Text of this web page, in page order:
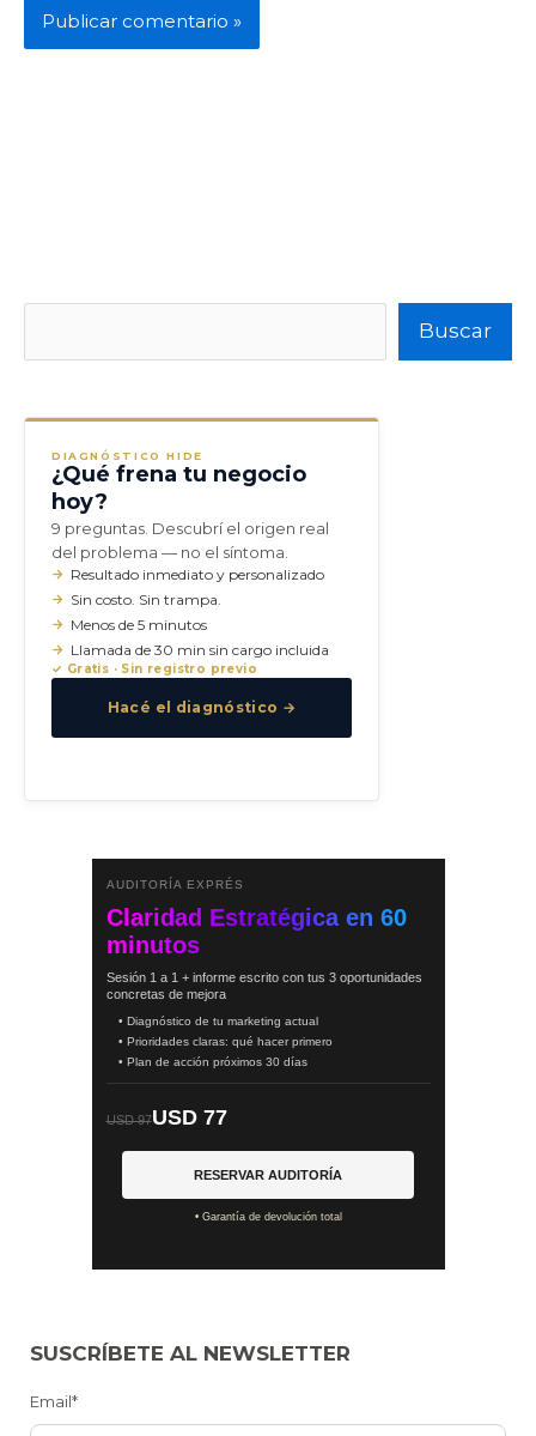
Buscar
DIAGNÓSTICO HIDE
¿Qué frena tu negocio
hoy?
9 preguntas. Descubrí el origen real
del problema — no el síntoma.
Resultado inmediato y personalizado
Sin costo. Sin trampa.
Menos de 5 minutos
Llamada de 30 min sin cargo incluida
✓ Gratis · Sin registro previo
Hacé el diagnóstico →
AUDITORÍA EXPRÉS
Claridad Estratégica en 60
minutos
Sesión 1 a 1 + informe escrito con tus 3 oportunidades
concretas de mejora
• Diagnóstico de tu marketing actual
• Prioridades claras: qué hacer primero
• Plan de acción próximos 30 días
USD 97USD 77
RESERVAR AUDITORÍA
• Garantía de devolución total
SUSCRÍBETE AL NEWSLETTER
Email*